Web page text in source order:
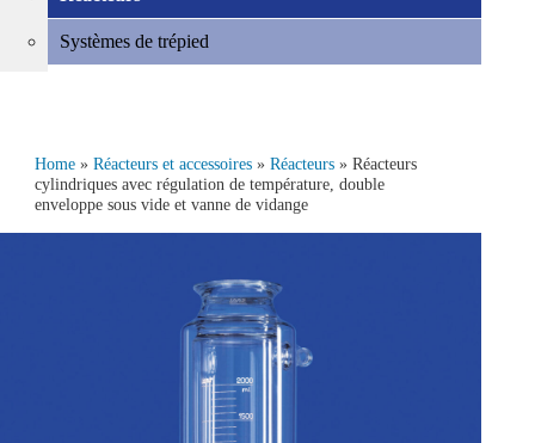
Home» Réacteurs et accessoires» Réacteurs» Réacteurs
cylindriques avec régulation de température, double
enveloppe sous vide et vanne de vidange
Systèmes de trépied